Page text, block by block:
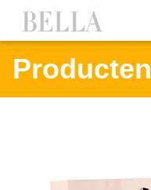
Producten